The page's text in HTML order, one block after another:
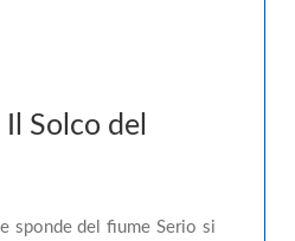
Solco del
sponde del fiume Serio si